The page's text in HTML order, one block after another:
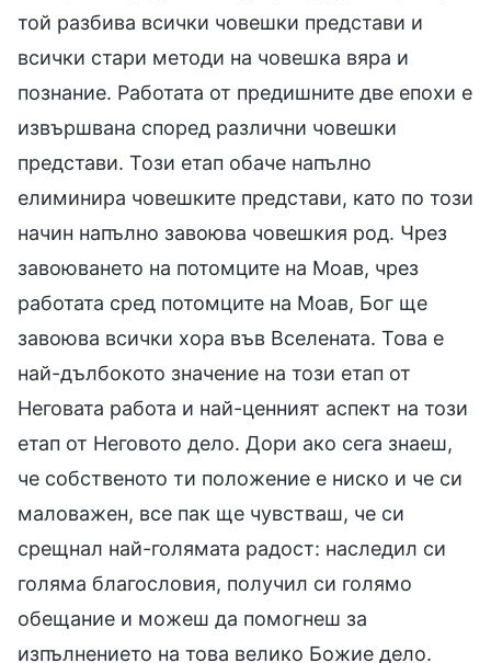
той разбива всички човешки представи и
всички стари методи на човешка вяра и
познание. Работата от предишните две епохи е
извършвана според различни човешки
представи. Този етап обаче напълно
елиминира човешките представи, като по този
начин напълно завоюва човешкия род. Чрез
завоюването на потомците на Моав, чрез
работата сред потомците на Моав, Бог ще
завоюва всички хора във Вселената. Това е
най-дълбокото значение на този етап от
Неговата работа и най-ценният аспект на този
етап от Неговото дело. Дори ако сега знаеш,
че собственото ти положение е ниско и че си
маловажен, все пак ще чувстваш, че си
срещнал най-голямата радост: наследил си
голяма благословия, получил си голямо
обещание и можеш да помогнеш за
изпълнението на това велико Божие дело.